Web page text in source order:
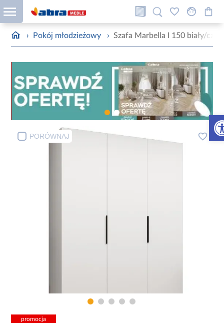
› Pokój młodzieżowy › Szafa Marbella I 150 biały/
PORÓWNAJ
promocja